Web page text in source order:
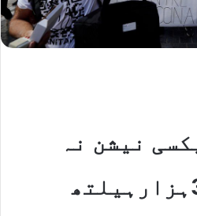
نیشن نہ
کرانے والے 3ہزارہیلتھ